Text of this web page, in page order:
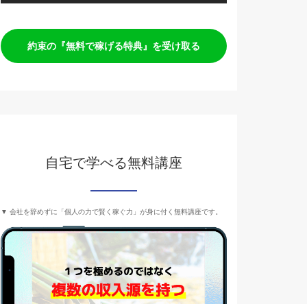
約束の『無料で稼げる特典』を受け取る
自宅で学べる無料講座
▼ 会社を辞めずに「個人の力で賢く稼ぐ力」が身に付く無料講座です。